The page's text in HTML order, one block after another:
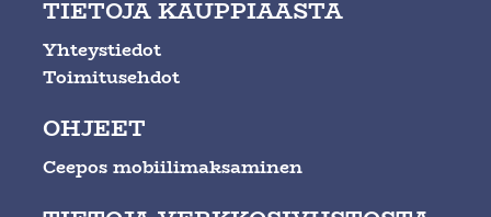
TIETOJA KAUPPIAASTA
Yhteystiedot
Toimitusehdot
OHJEET
Ceepos mobiilimaksaminen